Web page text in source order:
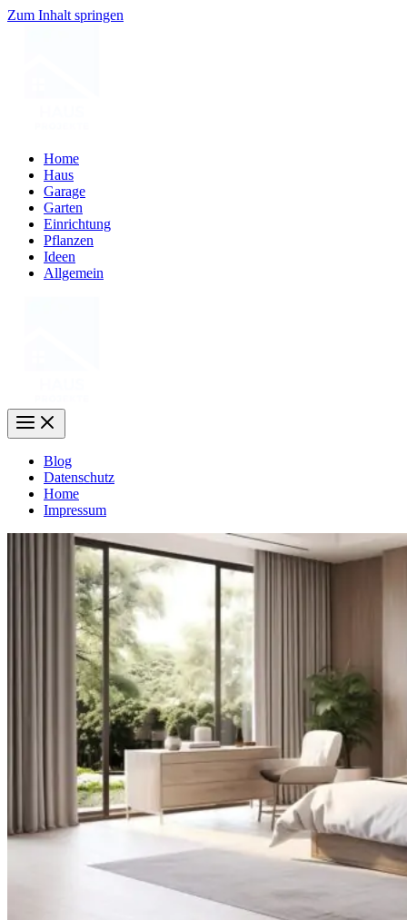
Zum Inhalt springen
Home
Haus
Garage
Garten
Einrichtung
Pflanzen
Ideen
Allgemein
Blog
Datenschutz
Home
Impressum